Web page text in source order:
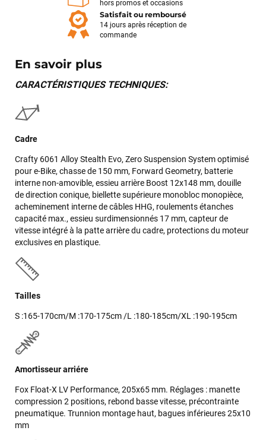
hors promos et occasions
Satisfait ou remboursé
14 jours après réception de
commande
En savoir plus
CARACTÉRISTIQUES TECHNIQUES:
Cadre
Crafty 6061 Alloy Stealth Evo, Zero Suspension System optimisé
pour e-Bike, chasse de 150 mm, Forward Geometry, batterie
interne non-amovible, essieu arrière Boost 12x148 mm, douille
de direction conique, biellette supérieure monobloc monopièce,
acheminement interne de câbles HHG, roulements étanches
capacité max., essieu surdimensionnés 17 mm, capteur de
vitesse intégré à la patte arrière du cadre, protections du moteur
exclusives en plastique.
Tailles
S :165-170cm/M :170-175cm /L :180-185cm/XL :190-195cm
Amortisseur arriére
Fox Float-X LV Performance, 205x65 mm. Réglages : manette
compression 2 positions, rebond basse vitesse, précontrainte
pneumatique. Trunnion montage haut, bagues inférieures 25x10
mm